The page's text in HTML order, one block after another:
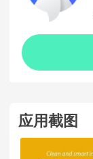
应用截图